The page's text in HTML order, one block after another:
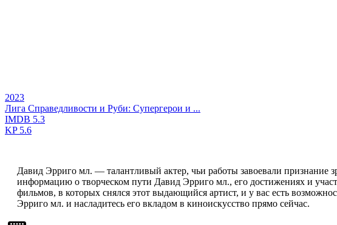
2023
Лига Справедливости и Руби: Супергерои и ...
IMDB 5.3
KP5.6
Давид Эрриго мл. — талантливый актер, чьи работы завоевали признание
информацию о творческом пути Давид Эрриго мл., его достижениях и
фильмов, в которых снялся этот выдающийся артист, и у вас есть
Эрриго мл. и насладитесь его вкладом в киноискусство прямо сейчас.